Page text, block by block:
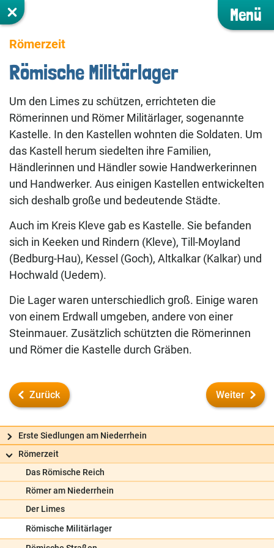
Menü
Römerzeit
Römische Militärlager
Um den Limes zu schützen, errichteten die
Römerinnen und Römer Militärlager, sogenannte
Kastelle. In den Kastellen wohnten die Soldaten. Um
das Kastell herum siedelten ihre Familien,
Händlerinnen und Händler sowie Handwerkerinnen
und Handwerker. Aus einigen Kastellen entwickelten
sich deshalb große und bedeutende Städte.
Auch im Kreis Kleve gab es Kastelle. Sie befanden
sich in Keeken und Rindern (Kleve), Till-Moyland
(Bedburg-Hau), Kessel (Goch), Altkalkar (Kalkar) und
Hochwald (Uedem).
Die Lager waren unterschiedlich groß. Einige waren
von einem Erdwall umgeben, andere von einer
Steinmauer. Zusätzlich schützten die Römerinnen
und Römer die Kastelle durch Gräben.
Zurück Weiter
Erste Siedlungen am Niederrhein
Römerzeit
Das Römische Reich
Römer am Niederrhein
Der Limes
Römische Militärlager